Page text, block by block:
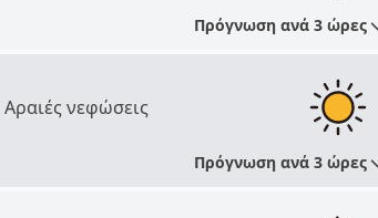
Πρόγνωση ανά 3 ώρες
Αραιές νεφώσεις
Πρόγνωση ανά 3 ώρες